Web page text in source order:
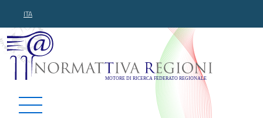
ITA
Normattiva Regioni -